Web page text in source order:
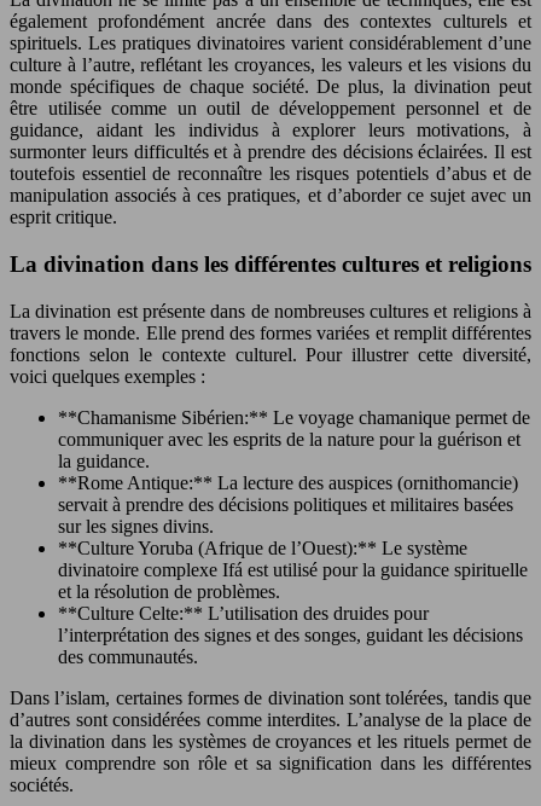
également profondément ancrée dans des contextes culturels et
spirituels. Les pratiques divinatoires varient considérablement d’une
culture à l’autre, reflétant les croyances, les valeurs et les visions du
monde spécifiques de chaque société. De plus, la divination peut
être utilisée comme un outil de développement personnel et de
guidance, aidant les individus à explorer leurs motivations, à
surmonter leurs difficultés et à prendre des décisions éclairées. Il est
toutefois essentiel de reconnaître les risques potentiels d’abus et de
manipulation associés à ces pratiques, et d’aborder ce sujet avec un
esprit critique.
La divination dans les différentes cultures et religions
La divination est présente dans de nombreuses cultures et religions à
travers le monde. Elle prend des formes variées et remplit différentes
fonctions selon le contexte culturel. Pour illustrer cette diversité,
voici quelques exemples :
**Chamanisme Sibérien:** Le voyage chamanique permet de
communiquer avec les esprits de la nature pour la guérison et
la guidance.
**Rome Antique:** La lecture des auspices (ornithomancie)
servait à prendre des décisions politiques et militaires basées
sur les signes divins.
**Culture Yoruba (Afrique de l’Ouest):** Le système
divinatoire complexe Ifá est utilisé pour la guidance spirituelle
et la résolution de problèmes.
**Culture Celte:** L’utilisation des druides pour
l’interprétation des signes et des songes, guidant les décisions
des communautés.
Dans l’islam, certaines formes de divination sont tolérées, tandis que
d’autres sont considérées comme interdites. L’analyse de la place de
la divination dans les systèmes de croyances et les rituels permet de
mieux comprendre son rôle et sa signification dans les différentes
sociétés.